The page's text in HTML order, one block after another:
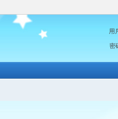
用
密